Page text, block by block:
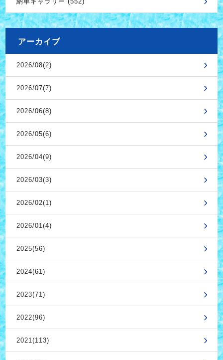
アーカイブ
2026/08(2)
2026/07(7)
2026/06(8)
2026/05(6)
2026/04(9)
2026/03(3)
2026/02(1)
2026/01(4)
2025(56)
2024(61)
2023(71)
2022(96)
2021(113)